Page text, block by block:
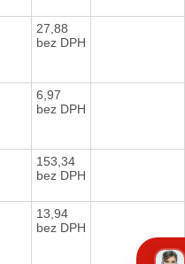
27,88
bez DPH
6,97
bez DPH
153,34
bez DPH
13,94
bez DPH
Chatbot
píše